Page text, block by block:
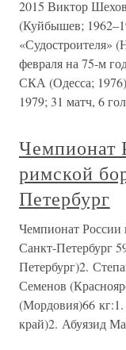
2015 Виктор
(Куйбышев;
«Судостроителя»
февраля на 75-м
СКА (Одесса;
1979; 31 матч, 6
Чемпионат
римской
Петербург
Чемпионат России
Санкт-Петербург
Петербург)2.
Семенов
(Мордовия)66
край)2. Абуязид